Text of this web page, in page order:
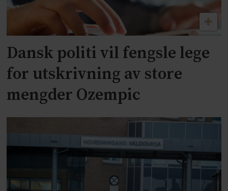
Dansk politi vil fengsle lege
for utskrivning av store
mengder Ozempic